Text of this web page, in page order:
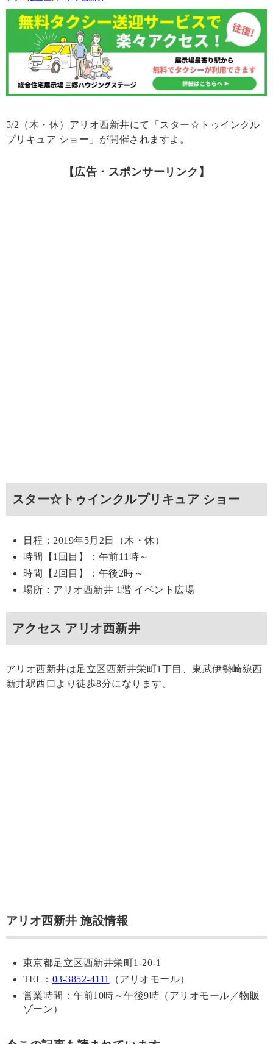
5/2（木・休）アリオ西新井にて「スター☆トゥインクル
プリキュア ショー」が開催されますよ。
【広告・スポンサーリンク】
スター☆トゥインクルプリキュア ショー
日程：2019年5月2日（木・休）
時間【1回目】：午前11時～
時間【2回目】：午後2時～
場所：アリオ西新井 1階 イベント広場
アクセス アリオ西新井
アリオ西新井は足立区西新井栄町1丁目、東武伊勢崎線西
新井駅西口より徒歩8分になります。
アリオ西新井 施設情報
東京都足立区西新井栄町1-20-1
TEL： 03-3852-4111
（アリオモール）
営業時間：午前10時～午後9時（アリオモール／物販
ゾーン）